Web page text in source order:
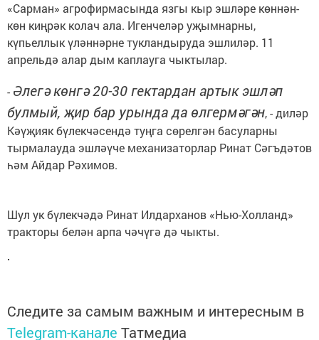
«Сарман» агрофирмасында язгы кыр эшләре көннән-
көн киңрәк колач ала. Игенчеләр уҗымнарны,
күпьеллык үләннәрне тукландыруда эшлиләр. 11
апрельдә алар дым каплауга чыктылар.
- Әлегә көнгә 20-30 гектардан артык эшләп
булмый, җир бар урында да өлгермәгән, - диләр
Кәүҗияк бүлекчәсендә туңга сөрелгән басуларны
тырмалауда эшләүче механизаторлар Ринат Сәгъдәтов
һәм Айдар Рәхимов.
Шул ук бүлекчәдә Ринат Илдарханов «Нью-Холланд»
тракторы белән арпа чәчүгә дә чыкты.
Следите за самым важным и интересным в
Telegram-канале Татмедиа